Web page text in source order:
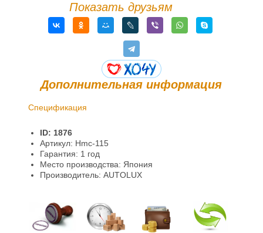
Показать друзьям
Дополнительная информация
Спецификация
Гарантии и возврат
Информация
ID: 1876
Артикул: Hmc-115
Гарантия: 1 год
Место производства: Япония
Производитель: AUTOLUX